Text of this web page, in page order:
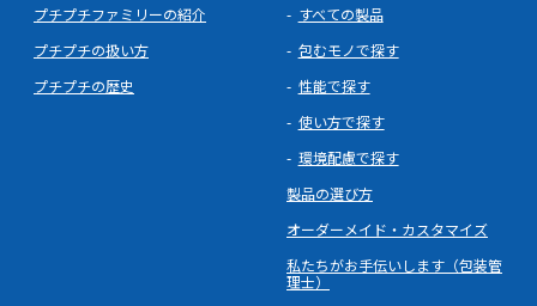
プチプチファミリーの紹介
プチプチの扱い方
プチプチの歴史
すべての製品
包むモノで探す
性能で探す
使い方で探す
環境配慮で探す
製品の選び方
オーダーメイド・カスタマイズ
私たちがお手伝いします（包装管
理士）